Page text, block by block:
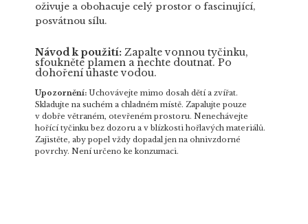
oživuje a obohacuje celý prostor o fascinující,
posvátnou sílu.
Návod k použití: Zapalte vonnou tyčinku,
sfoukněte plamen a nechte doutnat. Po
dohoření uhaste vodou.
Upozornění: Uchovávejte mimo dosah dětí a zvířat.
Skladujte na suchém a chladném místě. Zapalujte pouze
v dobře větraném, otevřeném prostoru. Nenechávejte
hořící tyčinku bez dozoru a v blízkosti hořlavých materiálů.
Zajistěte, aby popel vždy dopadal jen na ohnivzdorné
povrchy. Není určeno ke konzumaci.